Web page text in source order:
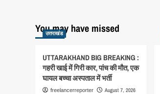
You may have missed
उत्तराखंड
UTTARAKHAND BIG BREAKING :
गहरी खाई में गिरी कार, पांच की मौत, एक
घायल बच्चा अस्पताल में भर्ती
freelancerreporter August 7, 2026